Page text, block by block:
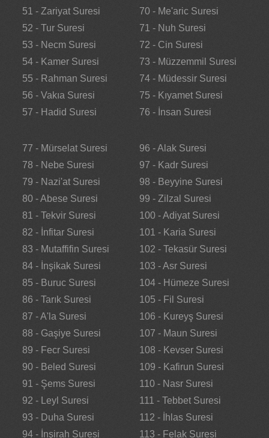
51 - Zariyat Suresi
52 - Tur Suresi
53 - Necm Suresi
54 - Kamer Suresi
55 - Rahman Suresi
56 - Vakıa Suresi
57 - Hadid Suresi
70 - Me'aric Suresi
71 - Nuh Suresi
72 - Cin Suresi
73 - Müzzemmil Suresi
74 - Müdessir Suresi
75 - Kıyamet Suresi
76 - İnsan Suresi
77 - Mürselat Suresi
78 - Nebe Suresi
79 - Nazi'at Suresi
80 - Abese Suresi
81 - Tekvir Suresi
82 - İnfitar Suresi
83 - Mutaffifin Suresi
84 - İnşikak Suresi
85 - Buruc Suresi
86 - Tarık Suresi
87 - A'la Suresi
88 - Gaşiye Suresi
89 - Fecr Suresi
90 - Beled Suresi
91 - Şems Suresi
92 - Leyl Suresi
93 - Duha Suresi
94 - İnşirah Suresi
96 - Alak Suresi
97 - Kadr Suresi
98 - Beyyine Suresi
99 - Zilzal Suresi
100 - Adiyat Suresi
101 - Karia Suresi
102 - Tekasür Suresi
103 - Asr Suresi
104 - Hümeze Suresi
105 - Fil Suresi
106 - Kureyş Suresi
107 - Maun Suresi
108 - Kevser Suresi
109 - Kafirun Suresi
110 - Nasr Suresi
111 - Tebbet Suresi
112 - İhlas Suresi
113 - Felak Suresi